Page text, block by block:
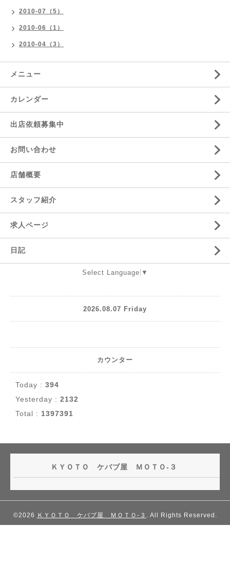
2010-07（5）
2010-06（1）
2010-04（3）
メニュー
カレンダー
出店依頼募集中
お問い合わせ
店舗概要
スタッフ紹介
求人ページ
日記
Select Language ▼
2026.08.07 Friday
カウンター
Today : 394
Yesterday : 2132
Total : 1397391
ＫＹＯＴＯ ケバブ屋 ＭＯＴＯ-３
©2026 ＫＹＯＴＯ ケバブ屋 ＭＯＴＯ-３ . All Rights Reserved.